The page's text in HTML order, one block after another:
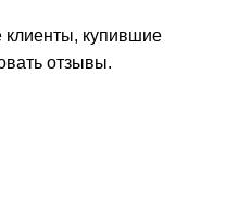
клиенты, купившие
отзывы.